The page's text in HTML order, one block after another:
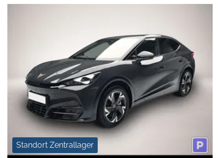
Standort Zentrallager